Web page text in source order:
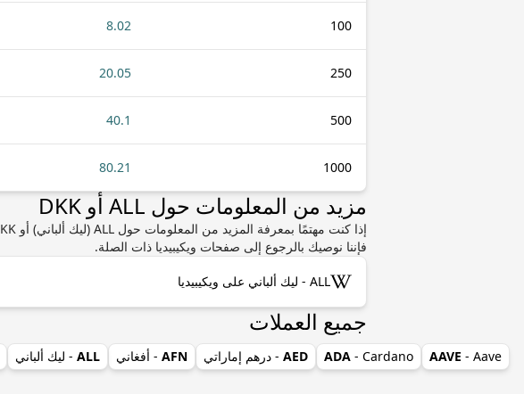
100
8.02
250
20.05
500
40.1
1000
80.21
مزيد من المعلومات حول ALL أو DKK
فإننا نوصيك بالرجوع إلى صفحات ويكيبيديا ذات الصلة.
ALL - ليك ألباني على ويكيبيديا
جميع العملات
AAVE - Aave
ADA - Cardano
AED - درهم إماراتي AFN - أفغاني ALL - ليك ألباني